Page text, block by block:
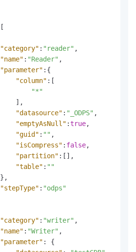
[
"category" : "reader" ,
"name" : "Reader" ,
"parameter" : {
"column" : [
"*"
] ,
"datasource" : "_ODPS" ,
"emptyAsNull" :true,
"guid" : "" ,
"isCompress" : false,
"partition" : [ ] ,
"table" : ""
} ,
"stepType" : "odps"
"category" : "writer" ,
"name" : "Writer" ,
"parameter" :
{